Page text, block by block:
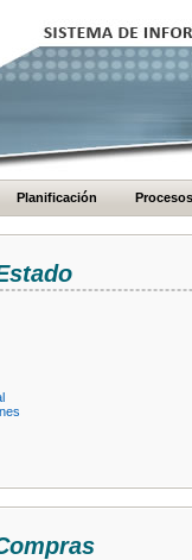
Planificación Procesos